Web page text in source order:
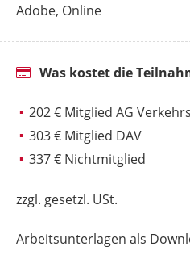
Adobe, Online
Was kostet die
202 € Mitglied AG
303 € Mitglied DAV
337 € Nichtmitglied
zzgl. gesetzl. USt.
Arbeitsunterlagen als